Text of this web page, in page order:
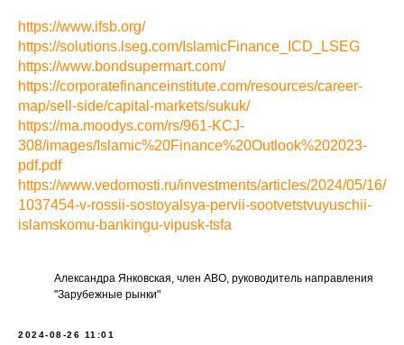
https://www.ifsb.org/
https://solutions.lseg.com/IslamicFinance_ICD_LSEG
https://www.bondsupermart.com/
https://corporatefinanceinstitute.com/resources/career-
map/sell-side/capital-markets/sukuk/
https://ma.moodys.com/rs/961-KCJ-
308/images/Islamic%20Finance%20Outlook%202023-
pdf.pdf
https://www.vedomosti.ru/investments/articles/2024/05/16/
1037454-v-rossii-sostoyalsya-pervii-sootvetstvuyuschii-
islamskomu-bankingu-vipusk-tsfa
Александра Янковская, член АВО, руководитель направления
"Зарубежные рынки"
2024-08-26 11:01